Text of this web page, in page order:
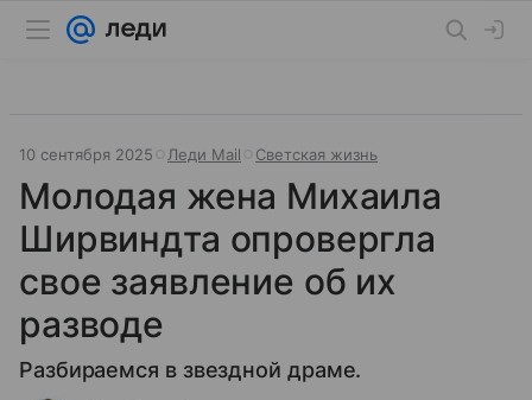
10 сентября 2025 Леди Mail Светская жизнь
Молодая жена Михаила
Ширвиндта опровергла
свое заявление об их
разводе
Разбираемся в звездной драме.